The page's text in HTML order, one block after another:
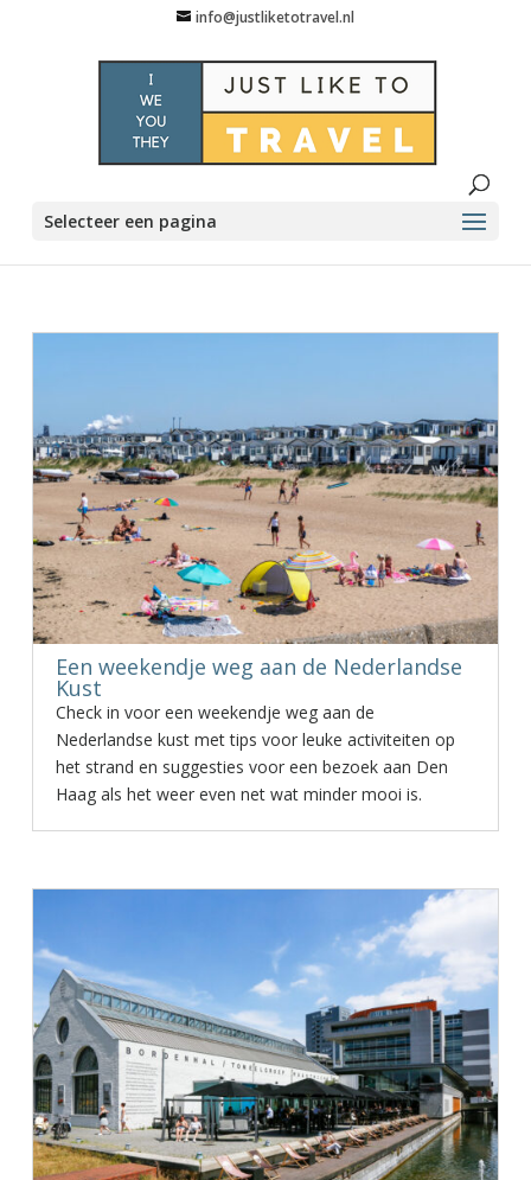
info@justliketotravel.nl
Selecteer een pagina
Een weekendje weg aan de Nederlandse
Kust
Check in voor een weekendje weg aan de
Nederlandse kust met tips voor leuke activiteiten op
het strand en suggesties voor een bezoek aan Den
Haag als het weer even net wat minder mooi is.